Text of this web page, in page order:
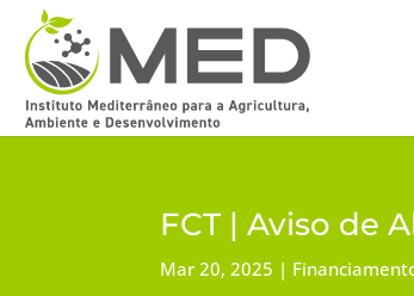
FCT | Aviso de
Mar 20, 2025